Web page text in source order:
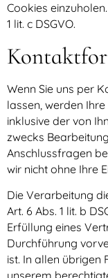
Cookies
1 lit. c DSGVO.
Wenn Sie uns per
lassen, werden
inklusive der von
zwecks
Anschlussfragen
wir nicht ohne Ihre
Die Verarbeitung
Art. 6 Abs. 1 lit. b
Erfüllung eines
Durchführung
ist. In allen übrigen